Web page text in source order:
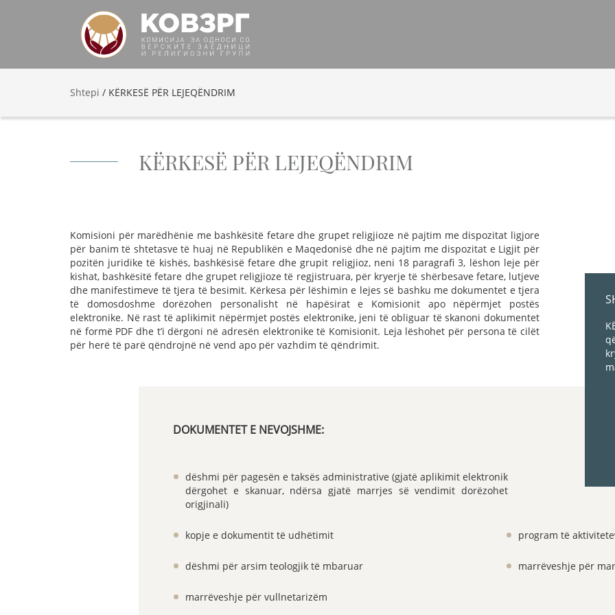
Shtepi / KËRKESË PËR LEJEQËNDRIM
KËRKESË PËR LEJEQËNDRIM
Komisioni për marëdhënie me bashkësitë fetare dhe grupet religjioze në pajtim me dispozitat ligjore
për banim të shtetasve të huaj në Republikën e Maqedonisë dhe në pajtim me dispozitat e Ligjit për
pozitën juridike të kishës, bashkësisë fetare dhe grupit religjioz, neni 18 paragrafi 3, lëshon leje për
kishat, bashkësitë fetare dhe grupet religjioze të regjistruara, për kryerje të shërbesave fetare, lutjeve
dhe manifestimeve të tjera të besimit. Kërkesa për lëshimin e lejes së bashku me dokumentet e tjera
të domosdoshme dorëzohen personalisht në hapësirat e Komisionit apo nëpërmjet postës
elektronike. Në rast të aplikimit nëpërmjet postës elektronike, jeni të obliguar të skanoni dokumentet
në formë PDF dhe t’i dërgoni në adresën elektronike të Komisionit. Leja lëshohet për persona të cilët
për herë të parë qëndrojnë në vend apo për vazhdim të qëndrimit.
DOKUMENTET E NEVOJSHME:
dëshmi për pagesën e taksës administrative (gjatë aplikimit elektronik
dërgohet e skanuar, ndërsa gjatë marrjes së vendimit dorëzohet
origjinali)
kopje e dokumentit të udhëtimit
dëshmi për arsim teologjik të mbaruar
marrëveshje për vullnetarizëm
program të
marrëveshje për